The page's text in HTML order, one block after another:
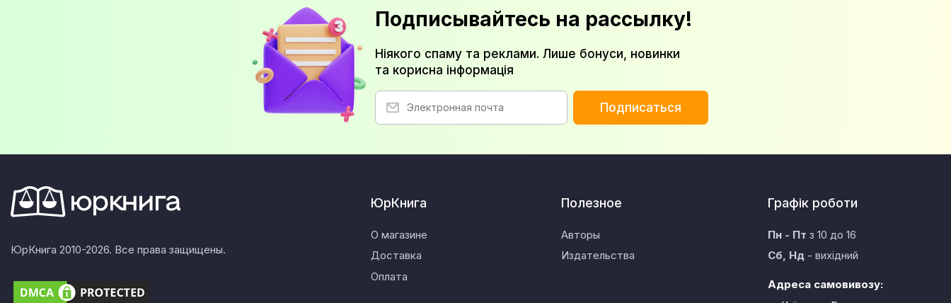
Подписывайтесь на рассылку!
Ніякого спаму та реклами. Лише бонуси, новинки
та корисна інформація
Подписаться
ЮрКнига 2010-2026. Все права защищены.
ЮрКнига
О магазине
Доставка
Оплата
Полезное
Авторы
Издательства
Графік роботи
Пн - Пт з 10 до 16
Сб, Нд- вихідний
Адреса самовивозу: